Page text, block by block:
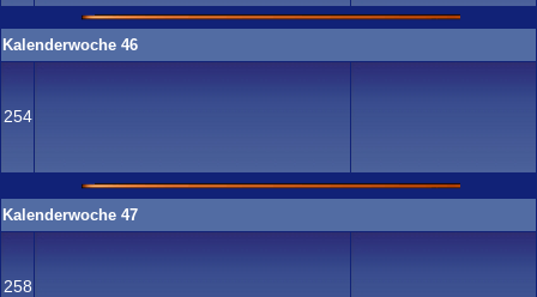
Kalenderwoche 46
254
Kalenderwoche 47
258